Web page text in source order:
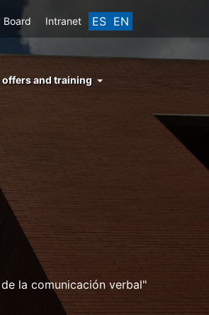
ES EN
Board Intranet
offers and training
la comunicación verbal"